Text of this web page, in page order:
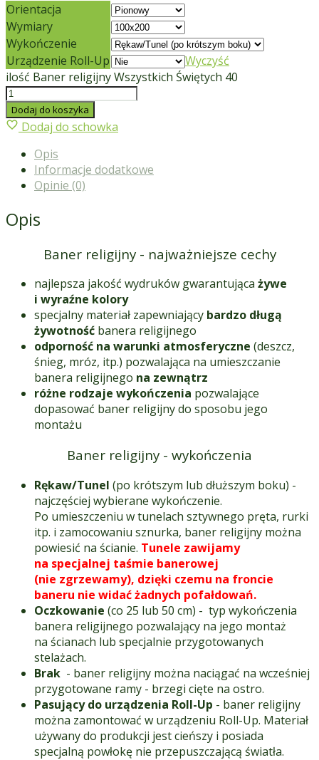
Orientacja
Wymiary
Wykończenie
Urządzenie Roll-Up
Wyczyść
ilość Baner religijny Wszystkich Świętych 40
Dodaj do koszyka
Dodaj do schowka
Opis
Informacje dodatkowe
Opinie (0)
Opis
Baner religijny - najważniejsze cechy
najlepsza jakość wydruków gwarantująca żywe
i wyraźne kolory
specjalny materiał zapewniający bardzo długą
żywotność banera religijnego
odporność na warunki atmosferyczne (deszcz,
śnieg, mróz, itp.) pozwalająca na umieszczanie
banera religijnego na zewnątrz
różne rodzaje wykończenia pozwalające
dopasować baner religijny do sposobu jego
montażu
Baner religijny - wykończenia
Rękaw/Tunel (po krótszym lub dłuższym boku) -
najczęściej wybierane wykończenie.
Po umieszczeniu w tunelach sztywnego pręta, rurki
itp. i zamocowaniu sznurka, baner religijny można
powiesić na ścianie. Tunele zawijamy
na specjalnej taśmie banerowej
(nie zgrzewamy), dzięki czemu na froncie
baneru nie widać żadnych pofałdowań.
Oczkowanie (co 25 lub 50 cm) - typ wykończenia
banera religijnego pozwalający na jego montaż
na ścianach lub specjalnie przygotowanych
stelażach.
Brak - baner religijny można naciągać na wcześniej
przygotowane ramy - brzegi cięte na ostro.
Pasujący do urządzenia Roll-Up - baner religijny
można zamontować w urządzeniu Roll-Up. Materiał
używany do produkcji jest cieńszy i posiada
specjalną powłokę nie przepuszczającą światła.